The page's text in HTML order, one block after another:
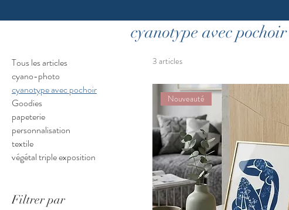
cyanotype avec pochoir
Tous les articles
cyano-photo
cyanotype avec pochoir
Goodies
papeterie
personnalisation
textile
végétal triple exposition
Filtrer par
3 articles
Nouveauté